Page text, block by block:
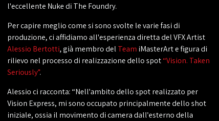
l'eccellente Nuke di The Foundry.
Per capire meglio come si sono svolte le varie fasi di
produzione, ci affidiamo all'esperienza diretta del VFX Artist
Alessio Bertotti, già membro del Team iMasterArt e figura di
rilievo nel processo di realizzazione dello spot“Vision. Taken
Seriously”.
Alessio ci racconta: “Nell'ambito dello spot realizzato per
Vision Express, mi sono occupato principalmente dello shot
iniziale, ossia il movimento di camera dall'esterno della